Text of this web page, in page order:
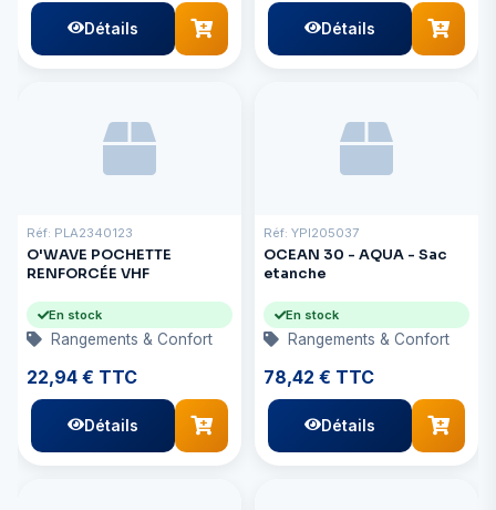
Détails Détails
Réf: PLA2340123
O'WAVE POCHETTE
RENFORCÉE VHF
En stock
Rangements & Confort
22,94 € TTC
Détails
Réf: YPI205037
OCEAN 30 - AQUA - Sac
etanche
En stock
Rangements & Confort
78,42 € TTC
Détails